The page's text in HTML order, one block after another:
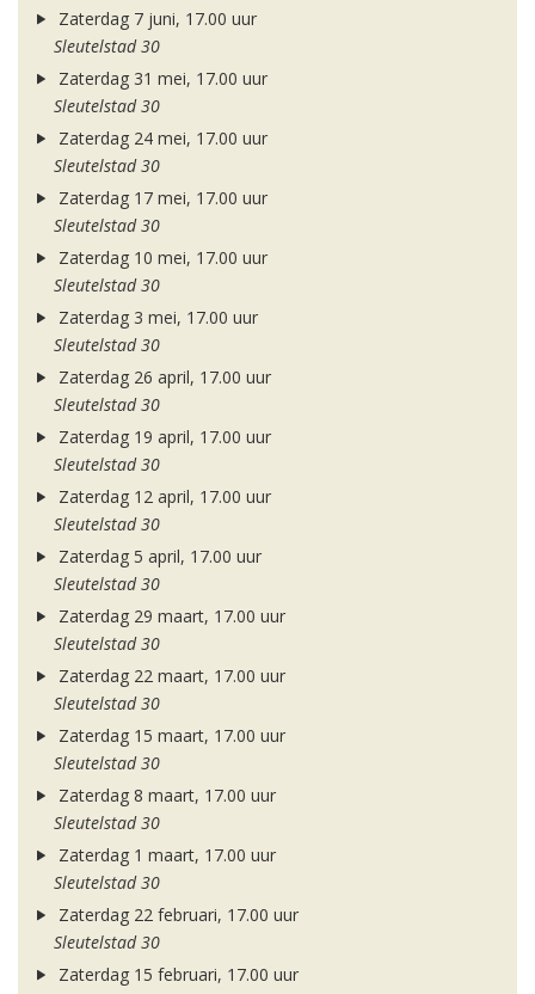
Zaterdag 7 juni, 17.00 uur
Sleutelstad 30
Zaterdag 31 mei, 17.00 uur
Sleutelstad 30
Zaterdag 24 mei, 17.00 uur
Sleutelstad 30
Zaterdag 17 mei, 17.00 uur
Sleutelstad 30
Zaterdag 10 mei, 17.00 uur
Sleutelstad 30
Zaterdag 3 mei, 17.00 uur
Sleutelstad 30
Zaterdag 26 april, 17.00 uur
Sleutelstad 30
Zaterdag 19 april, 17.00 uur
Sleutelstad 30
Zaterdag 12 april, 17.00 uur
Sleutelstad 30
Zaterdag 5 april, 17.00 uur
Sleutelstad 30
Zaterdag 29 maart, 17.00 uur
Sleutelstad 30
Zaterdag 22 maart, 17.00 uur
Sleutelstad 30
Zaterdag 15 maart, 17.00 uur
Sleutelstad 30
Zaterdag 8 maart, 17.00 uur
Sleutelstad 30
Zaterdag 1 maart, 17.00 uur
Sleutelstad 30
Zaterdag 22 februari, 17.00 uur
Sleutelstad 30
Zaterdag 15 februari, 17.00 uur